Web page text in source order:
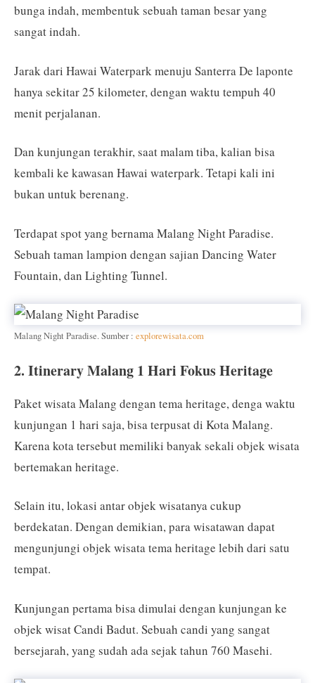
bunga indah, membentuk sebuah taman besar yang
sangat indah.
Jarak dari Hawai Waterpark menuju Santerra De laponte
hanya sekitar 25 kilometer, dengan waktu tempuh 40
menit perjalanan.
Dan kunjungan terakhir, saat malam tiba, kalian bisa
kembali ke kawasan Hawai waterpark. Tetapi kali ini
bukan untuk berenang.
Terdapat spot yang bernama Malang Night Paradise.
Sebuah taman lampion dengan sajian Dancing Water
Fountain, dan Lighting Tunnel.
Malang Night Paradise. Sumber : explorewisata.com
2. Itinerary Malang 1 Hari Fokus Heritage
Paket wisata Malang dengan tema heritage, denga waktu
kunjungan 1 hari saja, bisa terpusat di Kota Malang.
Karena kota tersebut memiliki banyak sekali objek wisata
bertemakan heritage.
Selain itu, lokasi antar objek wisatanya cukup
berdekatan. Dengan demikian, para wisatawan dapat
mengunjungi objek wisata tema heritage lebih dari satu
tempat.
Kunjungan pertama bisa dimulai dengan kunjungan ke
objek wisat Candi Badut. Sebuah candi yang sangat
bersejarah, yang sudah ada sejak tahun 760 Masehi.